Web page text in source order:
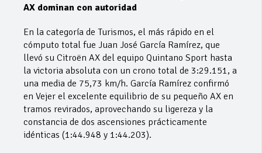
AX dominan con autoridad
En la categoría de Turismos, el más rápido en el
cómputo total fue Juan José García Ramírez, que
llevó su Citroën AX del equipo Quintano Sport hasta
la victoria absoluta con un crono total de 3:29.151, a
una media de 75,73 km/h. García Ramírez confirmó
en Vejer el excelente equilibrio de su pequeño AX en
tramos revirados, aprovechando su ligereza y la
constancia de dos ascensiones prácticamente
idénticas (1:44.948 y 1:44.203).